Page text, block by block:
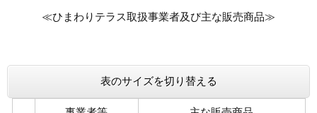
≪ひまわりテラス取扱事業者及び主な販売商品≫
表のサイズを切り替える